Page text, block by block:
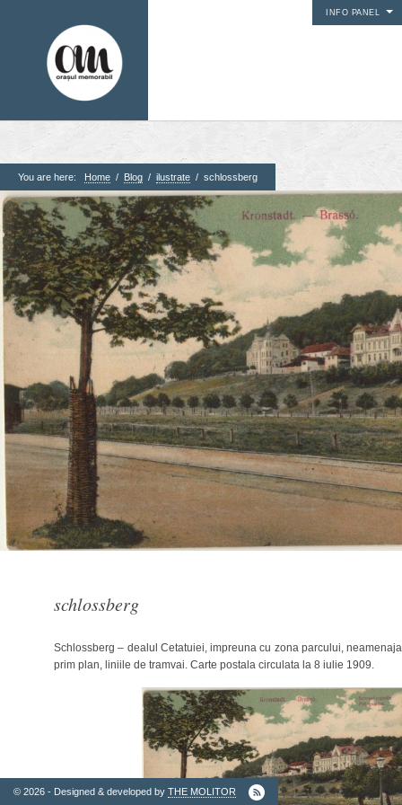
INFO PANEL
1. Pagini
Acasa
Contact
Contribuie si tu
Despre proiect
Din arhiva orasului
Editii anterioare
Panorame
2. Finantatori
Ordinul
© 2026 - Designed & developed by THE MOLITOR
You are here: Home / Blog / ilustrate / schlossberg
schlossberg
Schlossberg – dealul Cetatuiei, impreuna cu zona parcului,
prim plan, liniile de tramvai. Carte postala circulata la 8 iulie 1909.